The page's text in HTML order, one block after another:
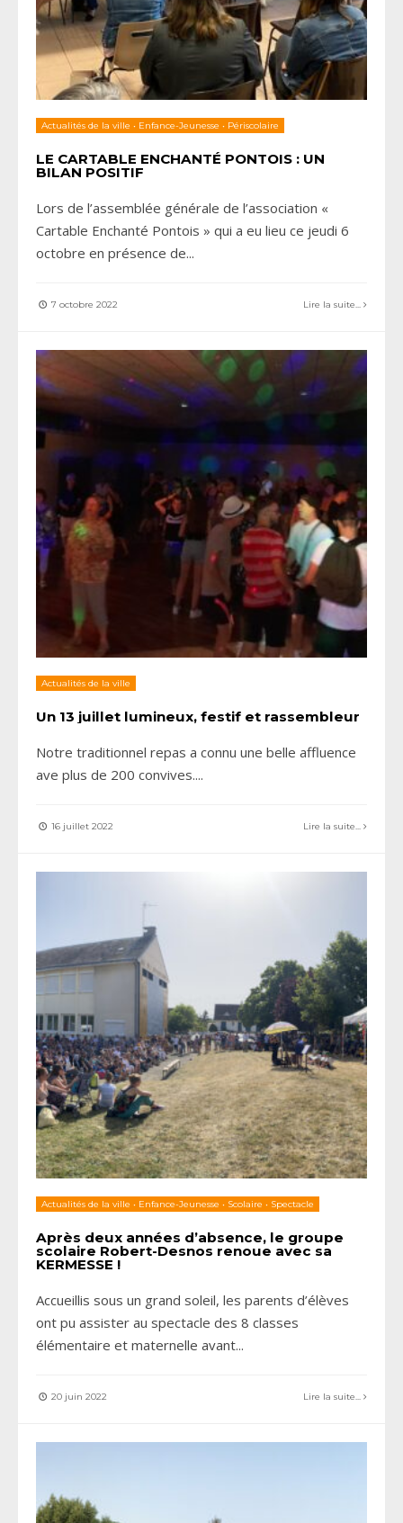
Actualités de la ville • Enfance-Jeunesse • Périscolaire
LE CARTABLE ENCHANTÉ PONTOIS : UN
BILAN POSITIF
Lors de l’assemblée générale de l’association «
Cartable Enchanté Pontois » qui a eu lieu ce jeudi 6
octobre en présence de...
7 octobre 2022 Lire la suite...
Actualités de la ville
Un 13 juillet lumineux, festif et rassembleur
Notre traditionnel repas a connu une belle affluence
ave plus de 200 convives....
16 juillet 2022 Lire la suite...
Actualités de la ville • Enfance-Jeunesse • Scolaire • Spectacle
Après deux années d’absence, le groupe
scolaire Robert-Desnos renoue avec sa
KERMESSE !
Accueillis sous un grand soleil, les parents d’élèves
ont pu assister au spectacle des 8 classes
élémentaire et maternelle avant...
20 juin 2022 Lire la suite...